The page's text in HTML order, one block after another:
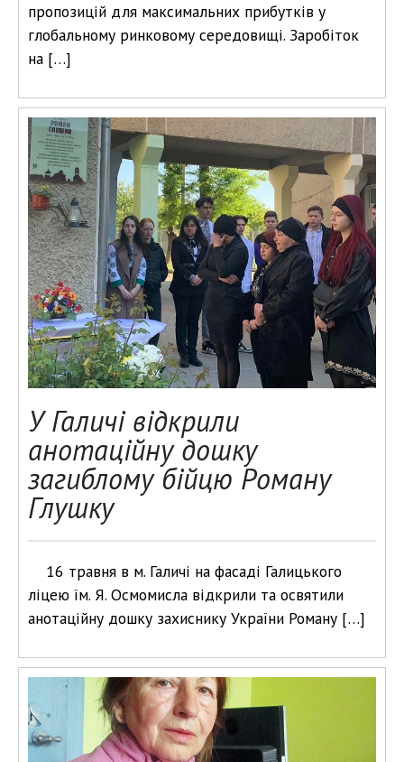
пропозицій для максимальних прибутків у
глобальному ринковому середовищі. Заробіток
на […]
У Галичі відкрили
анотаційну дошку
загиблому бійцю Роману
Глушку
16 травня в м. Галичі на фасаді Галицького
ліцею їм. Я. Осмомисла відкрили та освятили
анотаційну дошку захиснику України Роману […]